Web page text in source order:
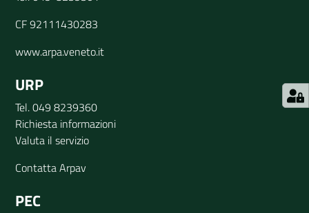
CF 92111430283
www.arpa.veneto.it
URP
Tel. 049 8239360
Richiesta informazioni
Valuta il servizio
Contatta Arpav
PEC